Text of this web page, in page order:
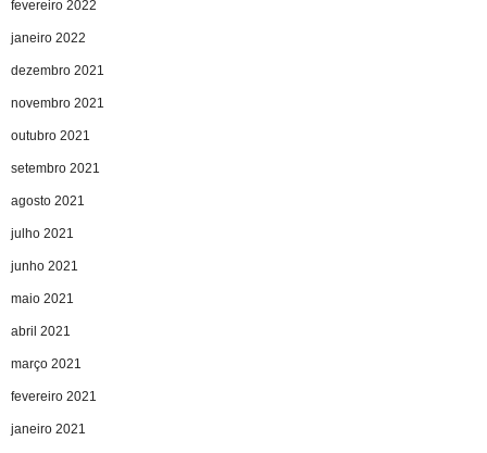
fevereiro 2022
janeiro 2022
dezembro 2021
novembro 2021
outubro 2021
setembro 2021
agosto 2021
julho 2021
junho 2021
maio 2021
abril 2021
março 2021
fevereiro 2021
janeiro 2021